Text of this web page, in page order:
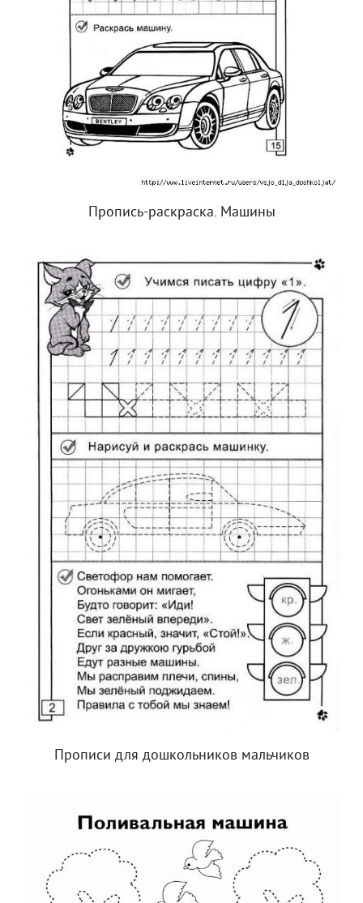
Пропись-раскраска. Машины
Прописи для дошкольников мальчиков